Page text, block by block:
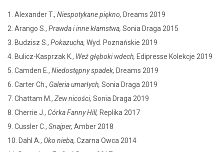
1. Alexander T., Niespotykane piękno, Dreams 2019
2. Arango S., Prawda i inne kłamstwa, Sonia Draga 2015
3. Budzisz S., Pokazucha, Wyd. Poznańskie 2019
4. Bulicz-Kasprzak K., Weź głęboki wdech, Edipresse Kolekcje 2019
5. Camden E., Niedostępny spadek, Dreams 2019
6. Carter Ch., Galeria umarłych, Sonia Draga 2019
7. Chattam M., Zew nicości, Sonia Draga 2019
8. Cherrie J., Córka Fanny Hill, Replika 2017
9. Cussler C., Snajper, Amber 2018
10. Dahl A., Oko nieba, Czarna Owca 2014